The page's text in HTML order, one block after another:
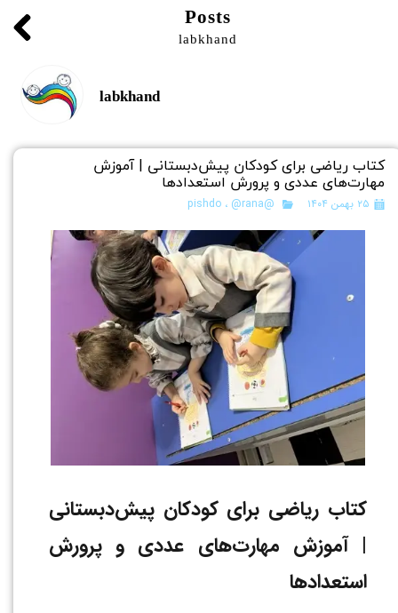
Posts
labkhand
labkhand
کتاب ریاضی برای کودکان پیش‌دبستانی | آموزش
مهارت‌های عددی و پرورش استعدادها
۲۵ بهمن ۱۴۰۴ @pishdo ، @rana
کتاب ریاضی برای کودکان پیش‌دبستانی
| آموزش مهارت‌های عددی و پرورش
استعدادها